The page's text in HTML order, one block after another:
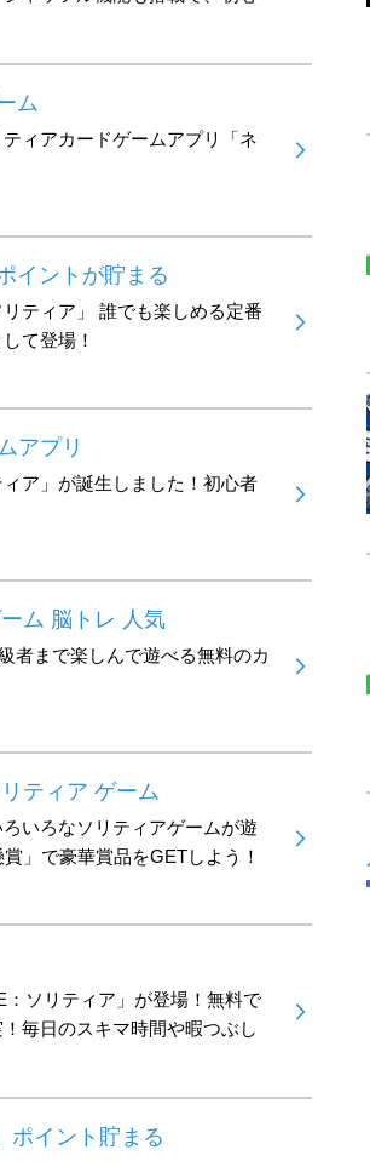
ム
ィアカードゲームアプリ「ネ
イントが貯まる
ティア」 誰でも楽しめる定番
て登場！
アプリ
ア」が誕生しました！初心者
ム 脳トレ 人気
者まで楽しんで遊べる無料のカ
ティア ゲーム
いろなソリティアゲームが遊
」で豪華賞品をGETしよう！
ソリティア」が登場！無料で
毎日のスキマ時間や暇つぶし
ポイント貯まる